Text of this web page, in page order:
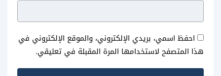
احفظ اسمي، بريدي الإلكتروني، والموقع الإلكتروني في
هذا المتصفح لاستخدامها المرة المقبلة في تعليقي.